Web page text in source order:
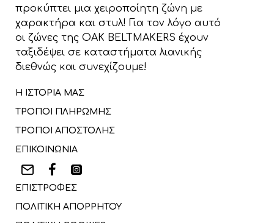
προκύπτει μια χειροποίητη ζώνη με
χαρακτήρα και στυλ! Για τον λόγο αυτό
οι ζώνες της OAK BELTMAKERS έχουν
ταξιδέψει σε καταστήματα λιανικής
διεθνώς και συνεχίζουμε!
Η ΙΣΤΟΡΙΑ ΜΑΣ
ΤΡΟΠΟΙ ΠΛΗΡΩΜΗΣ
ΤΡΟΠΟΙ ΑΠΟΣΤΟΛΗΣ
ΕΠΙΚΟΙΝΩΝΙΑ
ΕΠΙΣΤΡΟΦΕΣ
ΠΟΛΙΤΙΚΗ ΑΠΟΡΡΗΤΟΥ